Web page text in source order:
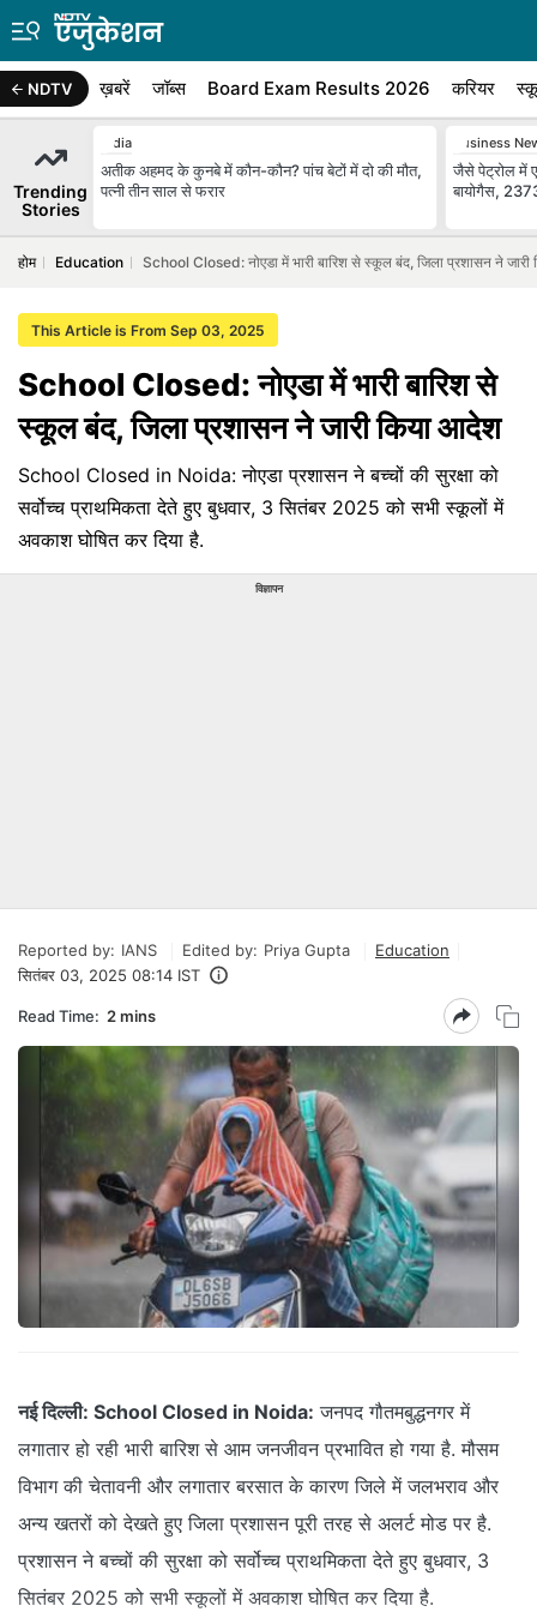
NDTV ख़बरें जॉब्स Board Exam Results 2026 करियर
Trending
Stories
India
अतीक अहमद के कुनबे में कौन-कौन? पांच बेटों में दो की मौत,
पत्नी तीन साल से फरार
Business
जैसे पेट्रोल में
बायोगैस,
होम Education School Closed: नोएडा में भारी बारिश से स्कूल बंद, जिला प्रशासन ने
This Article is From Sep 03, 2025
School Closed: नोएडा में भारी बारिश से
स्कूल बंद, जिला प्रशासन ने जारी किया आदेश
School Closed in Noida: नोएडा प्रशासन ने बच्चों की सुरक्षा को
सर्वोच्च प्राथमिकता देते हुए बुधवार, 3 सितंबर 2025 को सभी स्कूलों में
अवकाश घोषित कर दिया है.
विज्ञापन
Reported by: IANS Edited by: Priya Gupta
Education
सितंबर 03, 2025 08:14 IST
Read Time: 2 mins
नई दिल्ली: School Closed in Noida: जनपद गौतमबुद्धनगर में
लगातार हो रही भारी बारिश से आम जनजीवन प्रभावित हो गया है. मौसम
विभाग की चेतावनी और लगातार बरसात के कारण जिले में जलभराव और
अन्य खतरों को देखते हुए जिला प्रशासन पूरी तरह से अलर्ट मोड पर है.
प्रशासन ने बच्चों की सुरक्षा को सर्वोच्च प्राथमिकता देते हुए बुधवार, 3
सितंबर 2025 को सभी स्कूलों में अवकाश घोषित कर दिया है.